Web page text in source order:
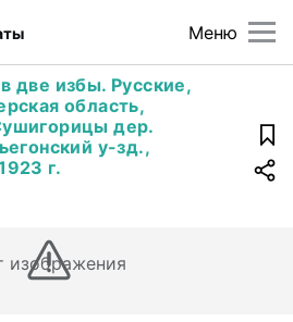
Меню
две избы. Русские,
область,
дер.
у-зд.,
г.
изображения